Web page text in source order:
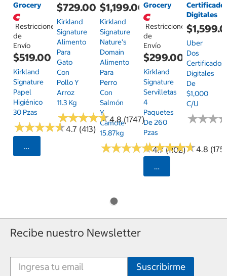
Grocery
Restricciones
de
Envío
$519.00
Kirkland
Signature
Papel
Higiénico
30 Pzas
★★★★★
★★★★★4.7 (413)
Seleccionar Código Postal
$729.00
Kirkland
Signature
Alimento
Para
Gato
Con
Pollo Y
Arroz
11.3 Kg
★★★★★
★★★★★4.8 (1747)
$1,199.00
Kirkland
Signature
Nature's
Domain
Alimento
Para
Perro
Con
Salmón
Y
Camote
15.87kg
★★★★★
★★★★★4.7 (1102)
Grocery
Restricciones
de
Envío
$299.00
Kirkland
Signature
Servilletas
4
Paquetes
De 260
Pzas
★★★★★
★★★★★4.8 (175)
Seleccionar
Digitales
Uber
Dos
Certificados
Digitales
De
$1,000
C/u
★★★
★★★
Recibe nuestro Newsletter